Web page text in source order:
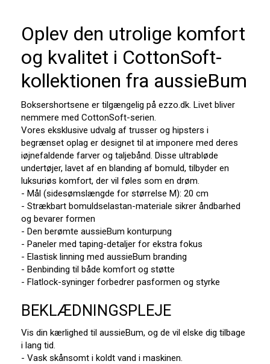
Oplev den utrolige komfort
og kvalitet i CottonSoft-
kollektionen fra aussieBum
Boksershortsene er tilgængelig på ezzo.dk. Livet bliver
nemmere med CottonSoft-serien.
Vores eksklusive udvalg af trusser og hipsters i
begrænset oplag er designet til at imponere med deres
iøjnefaldende farver og taljebånd. Disse ultrabløde
undertøjer, lavet af en blanding af bomuld, tilbyder en
luksuriøs komfort, der vil føles som en drøm.
- Mål (sidesømslængde for størrelse M): 20 cm
- Strækbart bomuldselastan-materiale sikrer åndbarhed
og bevarer formen
- Den berømte aussieBum konturpung
- Paneler med taping-detaljer for ekstra fokus
- Elastisk linning med aussieBum branding
- Benbinding til både komfort og støtte
- Flatlock-syninger forbedrer pasformen og styrke
BEKLÆDNINGSPLEJE
Vis din kærlighed til aussieBum, og de vil elske dig tilbage
i lang tid.
- Vask skånsomt i koldt vand i maskinen.